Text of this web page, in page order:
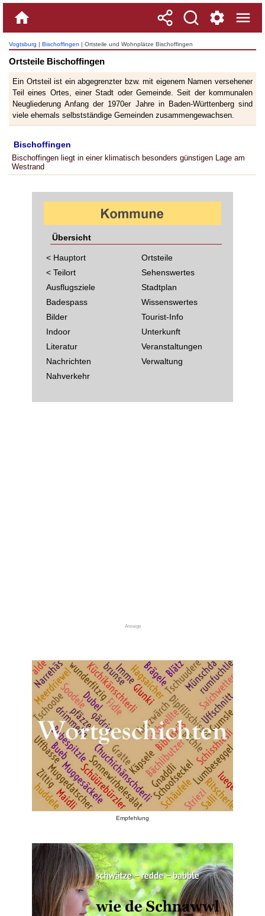
Vogtsburg | Bischoffingen | Ortsteile und Wohnplätze Bischoffingen
Ortsteile Bischoffingen
Ein Ortsteil ist ein abgegrenzter bzw. mit eigenem Namen versehener
Teil eines Ortes, einer Stadt oder Gemeinde. Seit der kommunalen
Neugliederung Anfang der 1970er Jahre in Baden-Württenberg sind
viele ehemals selbstständige Gemeinden zusammengewachsen.
Bischoffingen
Bischoffingen liegt in einer klimatisch besonders günstigen Lage am
Westrand
Übersicht
< Hauptort
< Teilort
Ausflugsziele
Badespass
Bilder
Indoor
Literatur
Nachrichten
Nahverkehr
Ortsteile
Sehenswertes
Stadtplan
Wissenswertes
Tourist-Info
Unterkunft
Veranstaltungen
Verwaltung
Anzeige
Empfehlung